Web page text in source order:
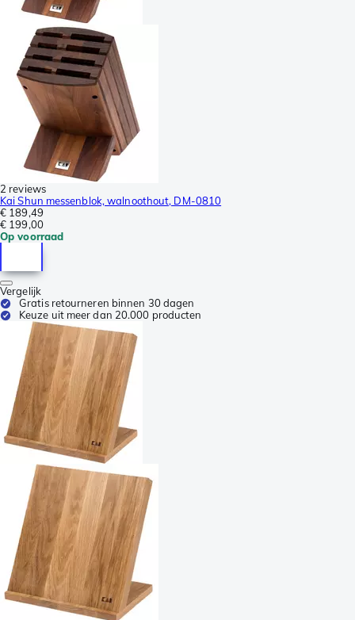
2 reviews
Kai Shun messenblok, walnoothout, DM-0810
€ 189,49
€ 199,00
Op voorraad
Vergelijk
Gratis retourneren binnen 30 dagen
Keuze uit meer dan 20.000 producten